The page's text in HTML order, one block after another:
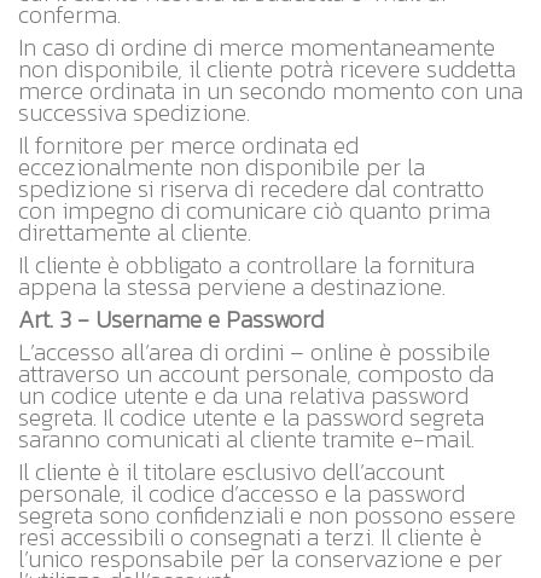
conferma.
In caso di ordine di merce momentaneamente
non disponibile, il cliente potrà ricevere suddetta
merce ordinata in un secondo momento con una
successiva spedizione.
Il fornitore per merce ordinata ed
eccezionalmente non disponibile per la
spedizione si riserva di recedere dal contratto
con impegno di comunicare ciò quanto prima
direttamente al cliente.
Il cliente è obbligato a controllare la fornitura
appena la stessa perviene a destinazione.
Art. 3 - Username e Password
L’accesso all’area di ordini – online è possibile
attraverso un account personale, composto da
un codice utente e da una relativa password
segreta. Il codice utente e la password segreta
saranno comunicati al cliente tramite e-mail.
Il cliente è il titolare esclusivo dell’account
personale, il codice d’accesso e la password
segreta sono confidenziali e non possono essere
resi accessibili o consegnati a terzi. Il cliente è
l’unico responsabile per la conservazione e per